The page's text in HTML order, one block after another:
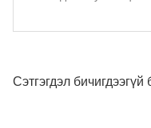
Сэтгэгдэл бичигдээгүй